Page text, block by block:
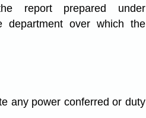
report prepared under
over which the
any power conferred or duty